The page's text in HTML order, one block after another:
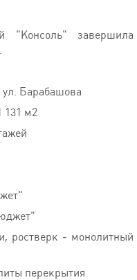
"Консоль" завершила
Барабашова
131 м2
ростверк - монолитный
перекрытия